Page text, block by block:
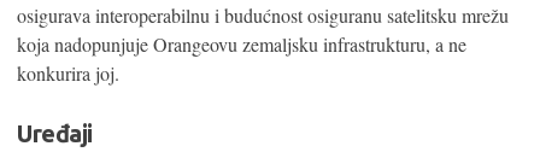
osigurava interoperabilnu i budućnost osiguranu satelitsku mrežu
koja nadopunjuje Orangeovu zemaljsku infrastrukturu, a ne
konkurira joj.
Uređaji